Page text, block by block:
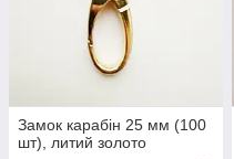
Замок карабін 25 мм (100
шт), литий золото